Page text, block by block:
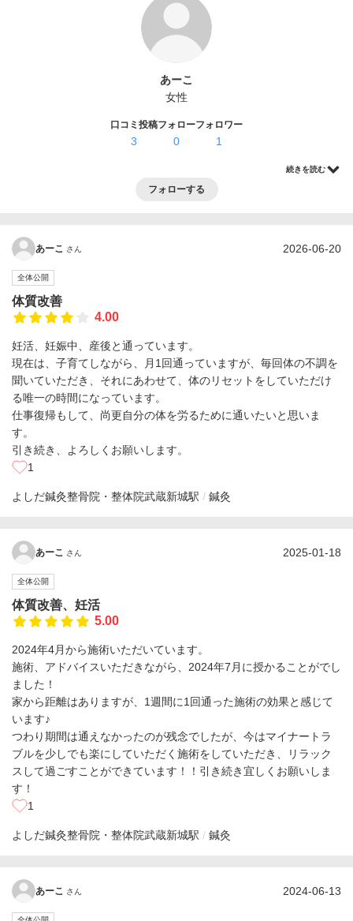
あーこ
女性
口コミ投稿
3
フォロー
0
フォロワー
1
続きを読む
フォローする
あーこ さん 2026-06-20
全体公開
体質改善
4.00
妊活、妊娠中、産後と通っています。
現在は、子育てしながら、月1回通っていますが、毎回体の不調を
聞いていただき、それにあわせて、体のリセットをしていただけ
る唯一の時間になっています。
仕事復帰もして、尚更自分の体を労るために通いたいと思いま
す。
引き続き、よろしくお願いします。
1
よしだ鍼灸整骨院・整体院武蔵新城駅 鍼灸
あーこ さん 2025-01-18
全体公開
体質改善、妊活
5.00
2024年4月から施術いただいています。
施術、アドバイスいただきながら、2024年7月に授かることがでし
ました！
家から距離はありますが、1週間に1回通った施術の効果と感じて
います♪
つわり期間は通えなかったのが残念でしたが、今はマイナートラ
ブルを少しでも楽にしていただく施術をしていただき、リラック
スして過ごすことができています！！引き続き宜しくお願いしま
す！
1
よしだ鍼灸整骨院・整体院武蔵新城駅 鍼灸
あーこ さん 2024-06-13